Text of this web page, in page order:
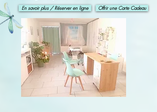
En savoir plus / Réserver en ligne
Offrir une Carte Cadeau